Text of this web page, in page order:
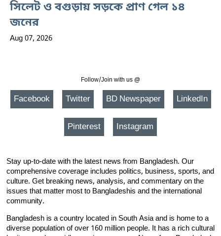
সিলেট ও বগুড়ায় সড়কে প্রাণ গেল ১৪
জনের
Aug 07, 2026
Follow/Join with us @
Facebook Twitter BD Newspaper LinkedIn
Pinterest Instagram
Stay up-to-date with the latest news from Bangladesh. Our
comprehensive coverage includes politics, business, sports, and
culture. Get breaking news, analysis, and commentary on the
issues that matter most to Bangladeshis and the international
community.
Bangladesh is a country located in South Asia and is home to a
diverse population of over 160 million people. It has a rich cultural